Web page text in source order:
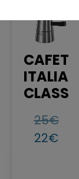
25€
22€